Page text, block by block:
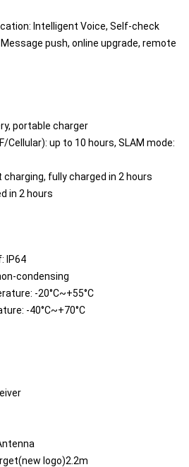
Intelligent Voice, Self-check
push, online upgrade, remote
portable charger
Cellular): up to 10 hours, SLAM mode:
charging, fully charged in 2 hours
in 2 hours
IP64
condensing
-20°C~+55°C
-40°C~+70°C
logo)2.2m